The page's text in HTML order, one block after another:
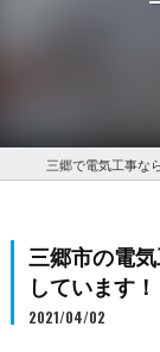
三郷市の電
しています！
2021/04/02